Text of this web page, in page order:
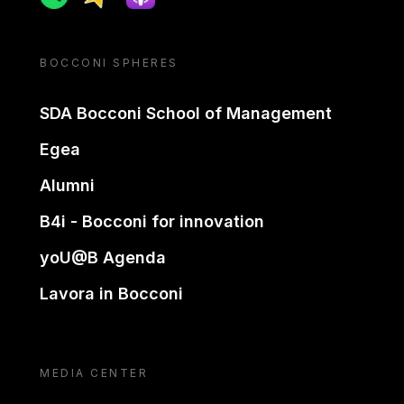
BOCCONI SPHERES
SDA Bocconi School of Management
Egea
Alumni
B4i - Bocconi for innovation
yoU@B Agenda
Lavora in Bocconi
MEDIA CENTER